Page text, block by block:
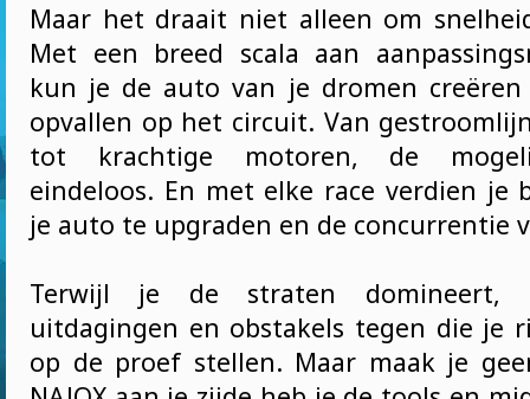
Maar het draait niet alleen om
Met een breed scala aan
kun je de auto van je dromen
opvallen op het circuit. Van
tot krachtige motoren, de
eindeloos. En met elke race verdien je
je auto te upgraden en de concurrentie
Terwijl je de straten
uitdagingen en obstakels tegen die je
op de proef stellen. Maar maak je